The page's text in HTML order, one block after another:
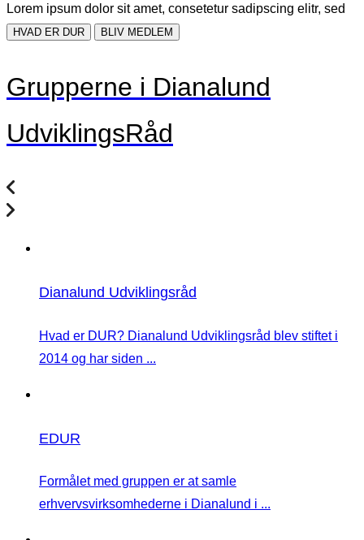
Lorem ipsum dolor sit amet, consetetur sadipscing elitr, sed
HVAD ER DUR BLIV MEDLEM
Grupperne i Dianalund
UdviklingsRåd
Dianalund Udviklingsråd
Hvad er DUR? Dianalund Udviklingsråd blev stiftet i
2014 og har siden ...
EDUR
Formålet med gruppen er at samle
erhvervsvirksomhederne i Dianalund i ...